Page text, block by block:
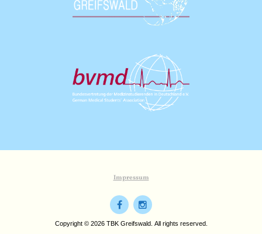
Impressum
Copyright © 2026 TBK Greifswald. All rights reserved.